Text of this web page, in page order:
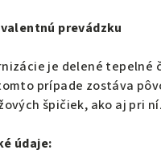
prevádzku
je delené
prípade zostáva
špičiek, ako aj pri
údaje: